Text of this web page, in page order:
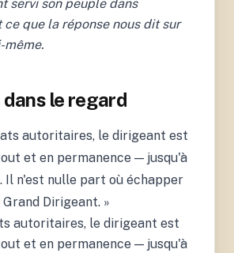
servi son peuple dans
que la réponse nous dit sur
même.
le regard
autoritaires, le dirigeant est
et en permanence — jusqu'à
Il n'est nulle part où échapper
Dirigeant. »
autoritaires, le dirigeant est
et en permanence — jusqu'à